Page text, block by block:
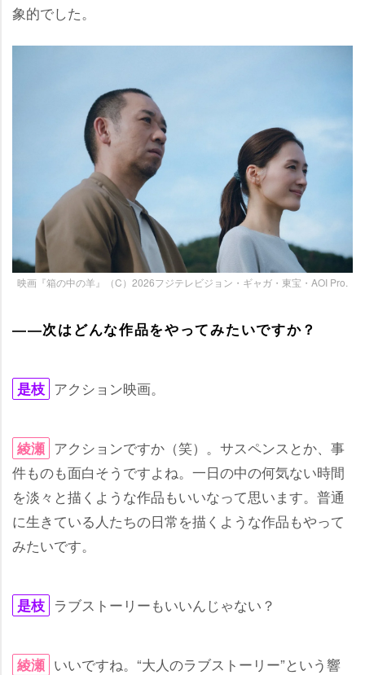
象的でした。
映画『箱の中の羊』（C）2026フジテレビジョン・ギャガ・東宝・AOI Pro.
――次はどんな作品をやってみたいですか？
是枝 アクション映画。
綾瀬 アクションですか（笑）。サスペンスとか、事
件ものも面白そうですよね。一日の中の何気ない時間
を淡々と描くような作品もいいなって思います。普通
に生きている人たちの日常を描くような作品もやって
みたいです。
是枝 ラブストーリーもいいんじゃない？
綾瀬 いいですね。“大人のラブストーリー”という響